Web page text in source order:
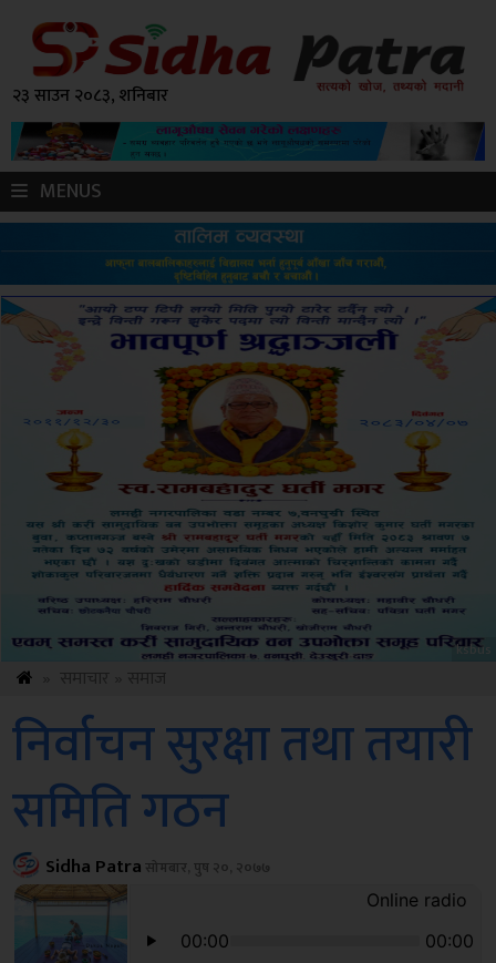
२३ साउन २०८३, शनिबार
MENUS
ksbus
निर्वाचन सुरक्षा तथा तयारी
समिति गठन
Sidha Patraसोमबार, पुष २०, २०७७